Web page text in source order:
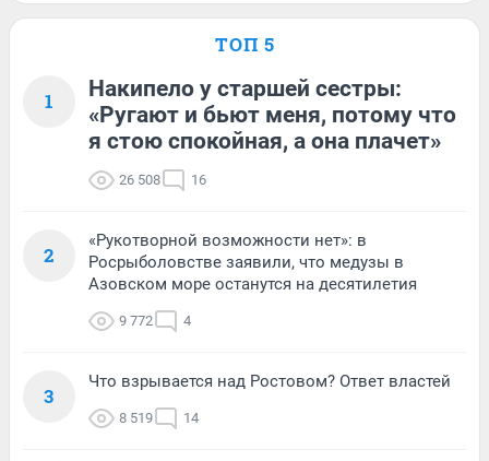
ТОП 5
1
Накипело у старшей сестры:
«Ругают и бьют меня, потому что
я стою спокойная, а она плачет»
26 508 16
2
«Рукотворной возможности нет»: в
Росрыболовстве заявили, что медузы в
Азовском море останутся на десятилетия
9 772 4
3
Что взрывается над Ростовом? Ответ властей
8 519 14